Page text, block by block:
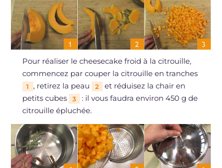
Pour réaliser le cheesecake froid à la citrouille,
commencez par couper la citrouille en tranches
1 , retirez la peau 2
et réduisez la chair en
petits cubes
3
: il vous faudra environ 450 g de
citrouille épluchée.